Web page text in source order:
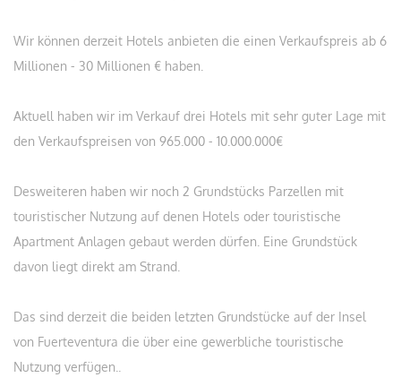
Wir können derzeit Hotels anbieten die einen Verkaufspreis ab 6
Millionen - 30 Millionen € haben.
Aktuell haben wir im Verkauf drei Hotels mit sehr guter Lage mit
den Verkaufspreisen von 965.000 - 10.000.000€
Desweiteren haben wir noch 2 Grundstücks Parzellen mit
touristischer Nutzung auf denen Hotels oder touristische
Apartment Anlagen gebaut werden dürfen. Eine Grundstück
davon liegt direkt am Strand.
Das sind derzeit die beiden letzten Grundstücke auf der Insel
von Fuerteventura die über eine gewerbliche touristische
Nutzung verfügen..